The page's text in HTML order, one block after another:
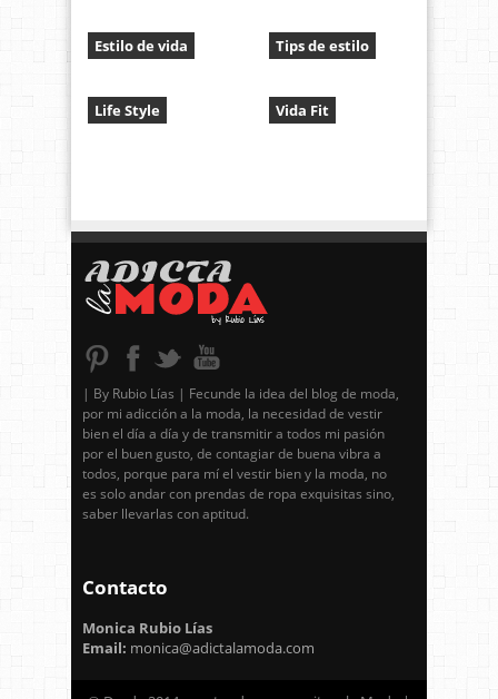
Estilo de vida
Life Style
Tips de estilo
Vida Fit
| By Rubio Lías | Fecunde la idea del blog de moda,
por mi adicción a la moda, la necesidad de vestir
bien el día a día y de transmitir a todos mi pasión
por el buen gusto, de contagiar de buena vibra a
todos, porque para mí el vestir bien y la moda, no
es solo andar con prendas de ropa exquisitas sino,
saber llevarlas con aptitud.
Contacto
Monica Rubio Lías
Email: monica@adictalamoda.com